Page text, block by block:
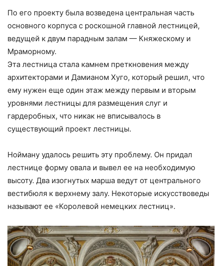
По его проекту была возведена центральная часть
основного корпуса с роскошной главной лестницей,
ведущей к двум парадным залам — Княжескому и
Мраморному.
Эта лестница стала камнем преткновения между
архитекторами и Дамианом Хуго, который решил, что
ему нужен еще один этаж между первым и вторым
уровнями лестницы для размещения слуг и
гардеробных, что никак не вписывалось в
существующий проект лестницы.
Нойману удалось решить эту проблему. Он придал
лестнице форму овала и вывел ее на необходимую
высоту. Два изогнутых марша ведут от центрального
вестибюля к верхнему залу. Некоторые искусствоведы
называют ее «Королевой немецких лестниц».